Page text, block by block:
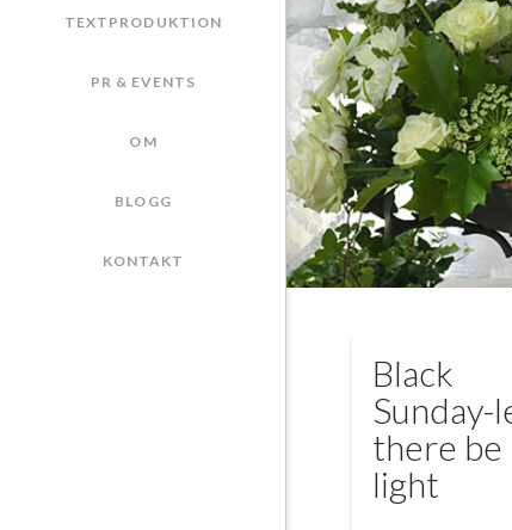
TEXTPRODUKTION
PR & EVENTS
OM
BLOGG
KONTAKT
Black
Sunday-
there be
light